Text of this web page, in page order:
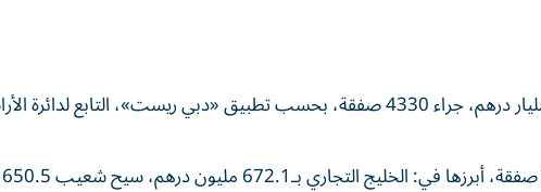
سجلت تصرفات عقارات دبي الأسبوعية، 15.63 مليار درهم، جراء 4330 صفقة، بحسب تطبيق «دبي ريست»، التابع